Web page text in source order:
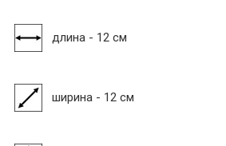
длина - 12 см
ширина - 12 см